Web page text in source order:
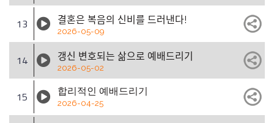
13 결혼은 복음의 신비를 드러낸다!
2026-05-09
14 갱신 변호되는 삶으로 예배드리기
2026-05-02
15 합리적인 예배드리기
2026-04-25